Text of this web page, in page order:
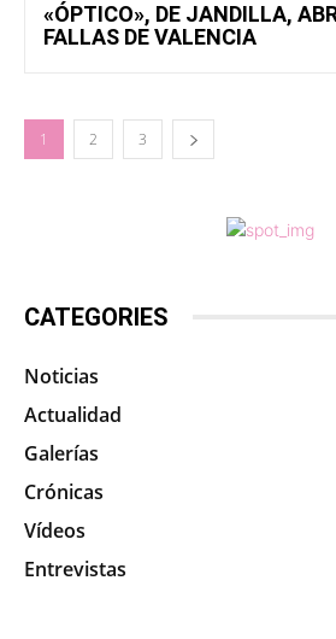
«ÓPTICO», DE JANDILLA,
FALLAS DE VALENCIA
1 2 3
CATEGORIES
Noticias
Actualidad
Galerías
Crónicas
Vídeos
Entrevistas